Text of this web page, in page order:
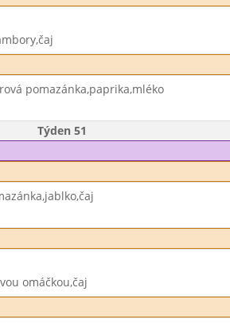
pomazánka,paprika,mléko
Týden 51
omáčkou,čaj